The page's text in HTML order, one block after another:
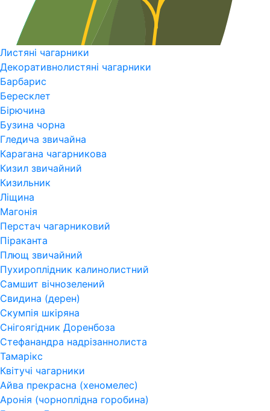
Листяні чагарники
Декоративнолистяні чагарники
Барбарис
Бересклет
Бірючина
Бузина чорна
Гледича звичайна
Карагана чагарникова
Кизил звичайний
Кизильник
Ліщина
Магонія
Перстач чагарниковий
Піраканта
Плющ звичайний
Пухироплідник калинолистний
Самшит вічнозелений
Свидина (дерен)
Скумпія шкіряна
Снігоягідник Доренбоза
Стефанандра надрізаннолиста
Тамарікс
Квітучі чагарники
Айва прекрасна (хеномелес)
Аронія (чорноплідна горобина)